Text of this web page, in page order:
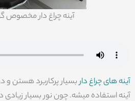
آینه چراغ دار مخصوص
آینه های چراغ داربسیار پرکاربرد هستن و
آینه استفاده میشه. چون نور بسیار